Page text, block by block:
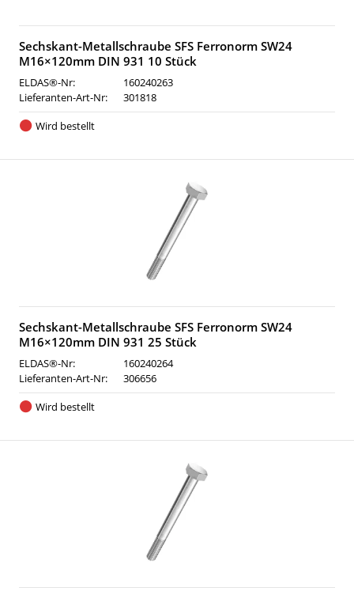
Sechskant-Metallschraube SFS Ferronorm SW24
M16×120mm DIN 931 10 Stück
ELDAS®-Nr:
160240263
Lieferanten-Art-Nr:
301818
Wird bestellt
Sechskant-Metallschraube SFS Ferronorm SW24
M16×120mm DIN 931 25 Stück
ELDAS®-Nr:
160240264
Lieferanten-Art-Nr:
306656
Wird bestellt